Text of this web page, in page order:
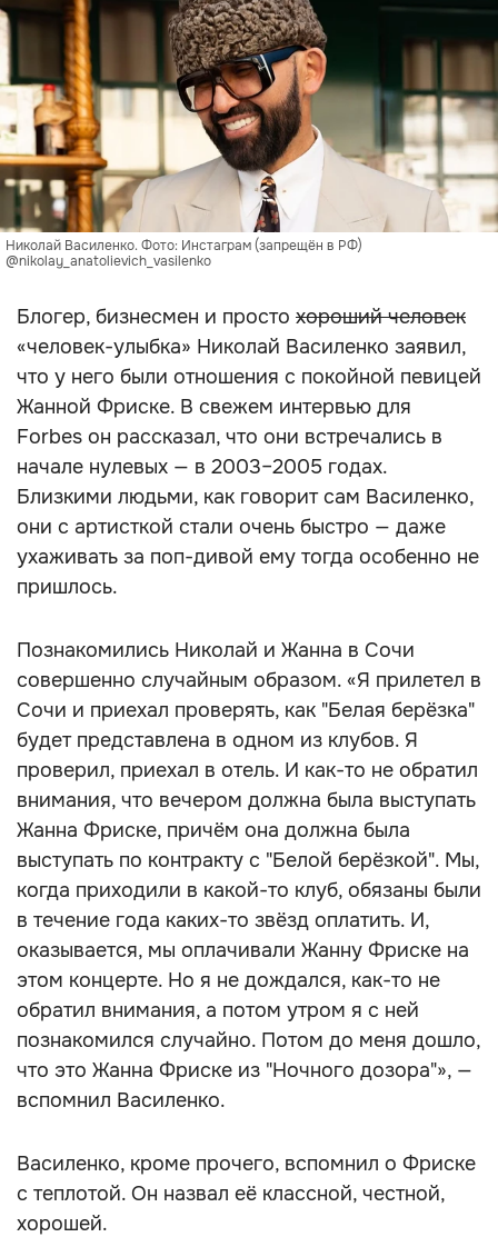
Николай Василенко. Фото: Инстаграм (запрещён в РФ)
@nikolay_anatolievich_vasilenko
Блогер, бизнесмен и просто хороший человек
«человек-улыбка» Николай Василенко заявил,
что у него были отношения с покойной певицей
Жанной Фриске. В свежем интервью для
Forbes он рассказал, что они встречались в
начале нулевых — в 2003–2005 годах.
Близкими людьми, как говорит сам Василенко,
они с артисткой стали очень быстро — даже
ухаживать за поп-дивой ему тогда особенно не
пришлось.
Познакомились Николай и Жанна в Сочи
совершенно случайным образом. «Я прилетел в
Сочи и приехал проверять, как "Белая берёзка"
будет представлена в одном из клубов. Я
проверил, приехал в отель. И как-то не обратил
внимания, что вечером должна была выступать
Жанна Фриске, причём она должна была
выступать по контракту с "Белой берёзкой". Мы,
когда приходили в какой-то клуб, обязаны были
в течение года каких-то звёзд оплатить. И,
оказывается, мы оплачивали Жанну Фриске на
этом концерте. Но я не дождался, как-то не
обратил внимания, а потом утром я с ней
познакомился случайно. Потом до меня дошло,
что это Жанна Фриске из "Ночного дозора"», —
вспомнил Василенко.
Василенко, кроме прочего, вспомнил о Фриске
с теплотой. Он назвал её классной, честной,
хорошей.